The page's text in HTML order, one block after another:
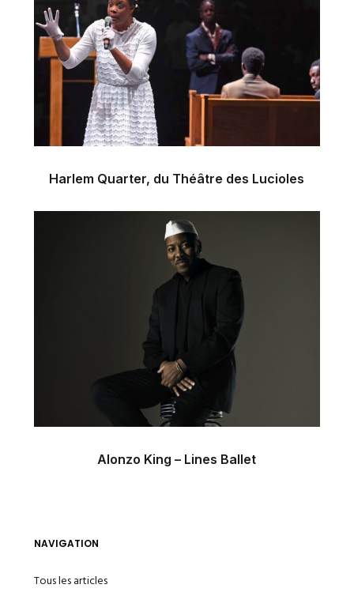
Harlem Quarter, du Théâtre des Lucioles
Alonzo King – Lines Ballet
NAVIGATION
Tous les articles